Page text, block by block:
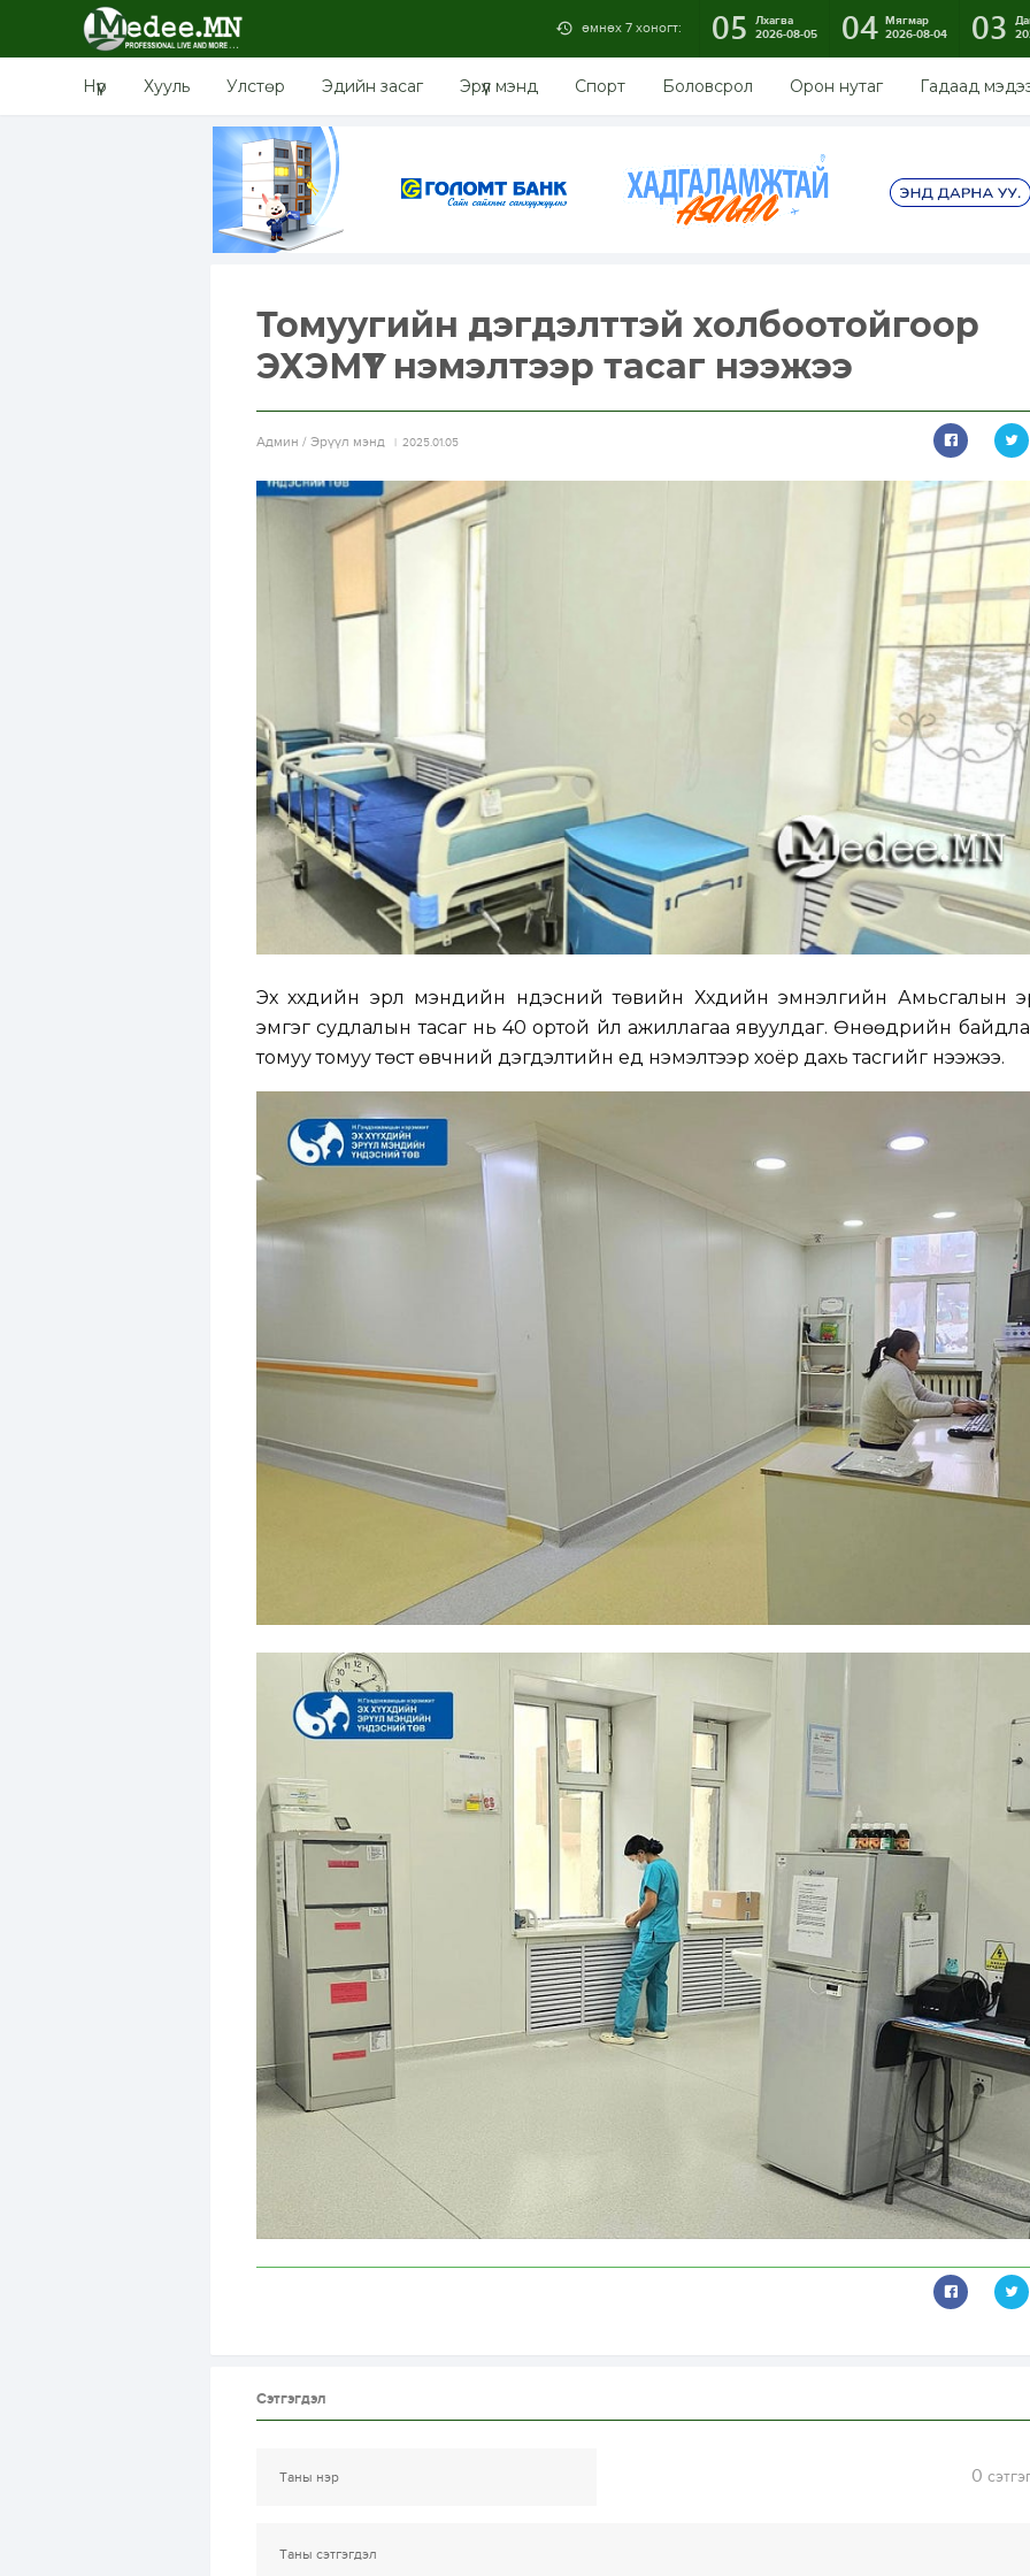
өмнөх 7 хоногт: 05
Лхагва
2026-08-05
04 Мягмар
2026-08-04
03
Нүүр Хууль Улстөр Эдийн засаг Эрүүл мэнд Спорт Боловсрол Орон нутаг Гадаад
Томуугийн дэгдэлттэй холбоотойгоор
ЭХЭМҮТ нэмэлтээр тасаг нээжээ
Aдмин / Эрүүл мэнд 2025.01.05
Эх хүүхдийн эрүүл мэндийн үндэсний төвийн Хүүхдийн эмнэлгийн Амьсгалын
эмгэг судлалын тасаг нь 40 ортой үйл ажиллагаа явуулдаг. Өнөөдрийн
томуу томуу төст өвчний дэгдэлтийн үед нэмэлтээр хоёр дахь тасгийг нээжээ.
Сэтгэгдэл
0